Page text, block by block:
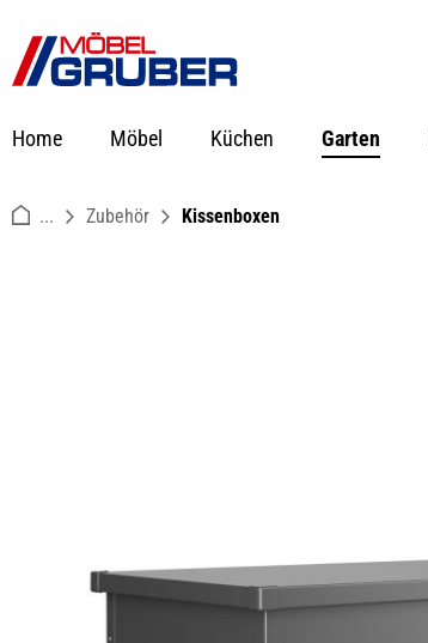
Zur Hauptnavigation springen
Home Möbel Küchen Garten
... Zubehör Kissenboxen